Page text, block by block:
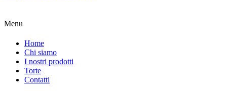
Menu
Home
Chi siamo
I nostri prodotti
Torte
Contatti